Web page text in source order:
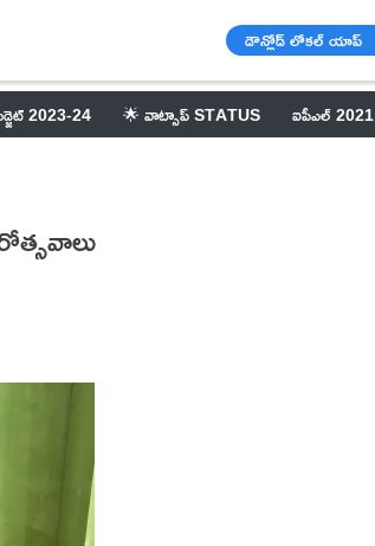
డౌన్లోడ్ లోకల్ యాప్
2023-24 🌟 వాట్సాప్ STATUS ఐపీఎల్ 2021